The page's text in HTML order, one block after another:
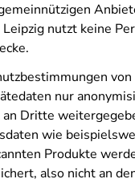
nutzt keine
von
nur
Dritte
wie
Produkte
also nicht an